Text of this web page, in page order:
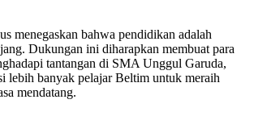
menegaskan bahwa pendidikan adalah
Dukungan ini diharapkan membuat para
tantangan di SMA Unggul Garuda,
lebih banyak pelajar Beltim untuk meraih
mendatang.